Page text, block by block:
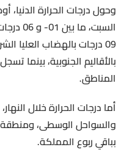
وحول درجات الحرارة الدنيا،
المناطق.
أما درجات الحرارة خلال
والسواحل الوسطى،
بباقي ربوع المملكة.